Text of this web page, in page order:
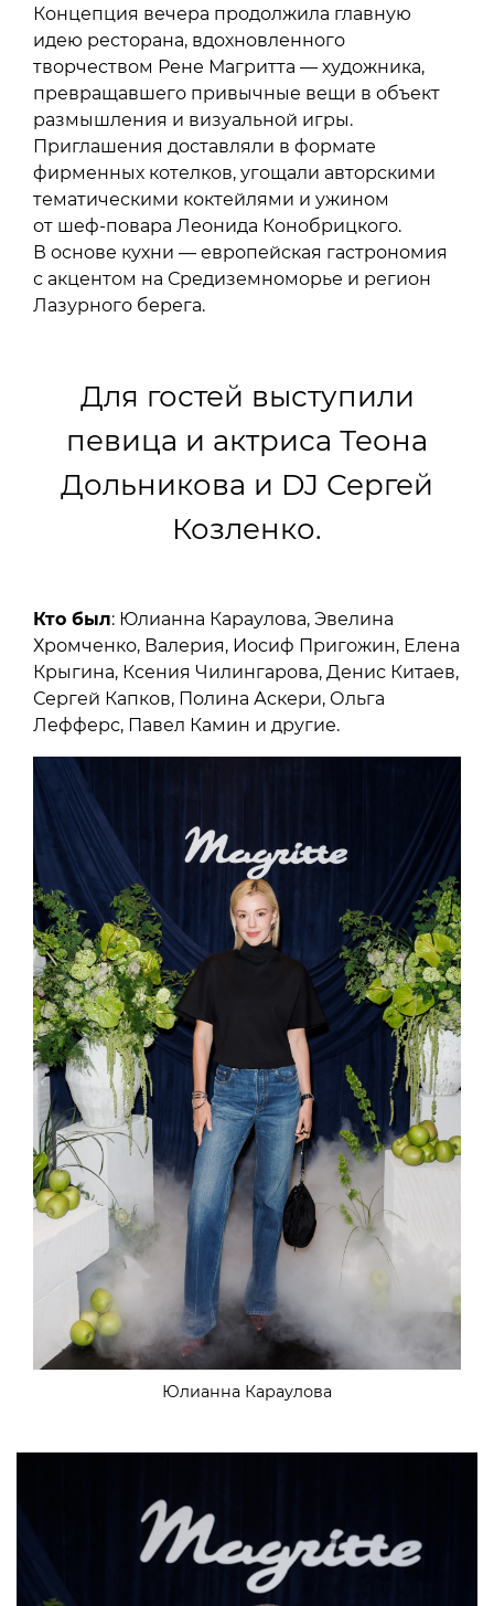
Концепция вечера продолжила главную
идею ресторана, вдохновленного
творчеством Рене Магритта — художника,
превращавшего привычные вещи в объект
размышления и визуальной игры.
Приглашения доставляли в формате
фирменных котелков, угощали авторскими
тематическими коктейлями и ужином
от шеф-повара Леонида Конобрицкого.
В основе кухни — европейская гастрономия
с акцентом на Средиземноморье и регион
Лазурного берега.
Для гостей выступили
певица и актриса Теона
Дольникова и DJ Сергей
Козленко.
Кто был: Юлианна Караулова, Эвелина
Хромченко, Валерия, Иосиф Пригожин, Елена
Крыгина, Ксения Чилингарова, Денис Китаев,
Сергей Капков, Полина Аскери, Ольга
Лефферс, Павел Камин и другие.
Юлианна Караулова